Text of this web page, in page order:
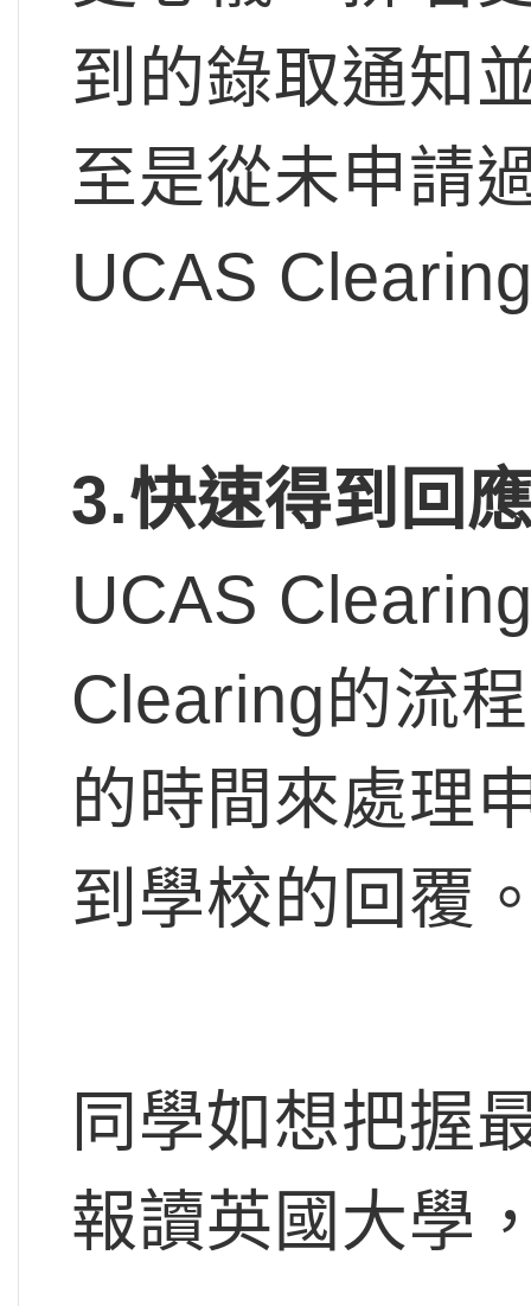
到的錄取通知
至是從未申請
UCAS
3.快速得到回
UCAS
Clearing的流
的時間來處理
到學校的回覆
同學如想把握
報讀英國大學